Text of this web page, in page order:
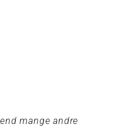
mange andre